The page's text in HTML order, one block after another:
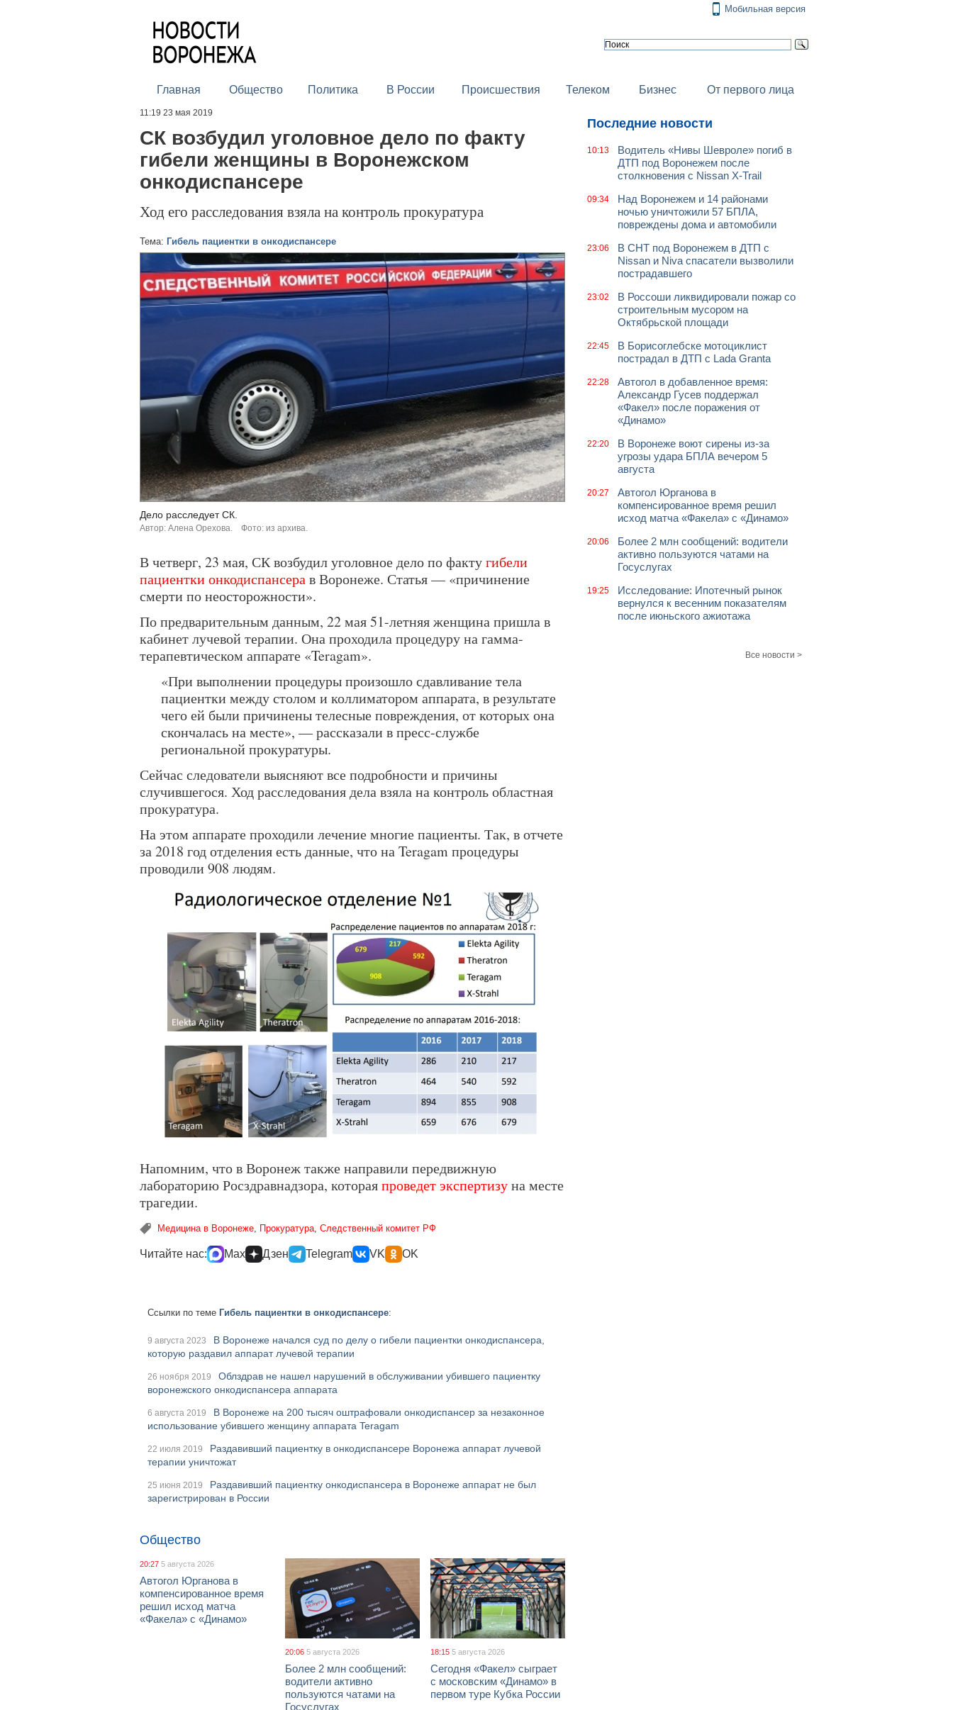
Мобильная версия
Главная Общество Политика В России Происшествия Телеком Бизнес От первого лица
11:19 23 мая 2019
СК возбудил уголовное дело по факту
гибели женщины в Воронежском
онкодиспансере
Ход его расследования взяла на контроль прокуратура
Тема: Гибель пациентки в онкодиспансере
Дело расследует СК.
Автор: Алена Орехова. Фото: из архива.
В четверг, 23 мая, СК возбудил уголовное дело по фактугибели
пациентки онкодиспансерав Воронеже. Статья — «причинение
смерти по неосторожности».
По предварительным данным, 22 мая 51-летняя женщина пришла в
кабинет лучевой терапии. Она проходила процедуру на гамма-
терапевтическом аппарате «Teragam».
«При выполнении процедуры произошло сдавливание тела
пациентки между столом и коллиматором аппарата, в результате
чего ей были причинены телесные повреждения, от которых она
скончалась на месте», — рассказали в пресс-службе
региональной прокуратуры.
Сейчас следователи выясняют все подробности и причины
случившегося. Ход расследования дела взяла на контроль областная
прокуратура.
На этом аппарате проходили лечение многие пациенты. Так, в отчете
за 2018 год отделения есть данные, что на Teragam процедуры
проводили 908 людям.
Напомним, что в Воронеж также направили передвижную
лабораторию Росздравнадзора, котораяпроведет экспертизуна месте
трагедии.
Медицина в Воронеже, Прокуратура, Следственный комитет РФ
Читайте нас: Max Дзен Telegram VK OK
Ссылки по теме Гибель пациентки в онкодиспансере:
9 августа 2023
В Воронеже начался суд по делу о гибели пациентки онкодиспансера,
которую раздавил аппарат лучевой терапии
26 ноября 2019
Облздрав не нашел нарушений в обслуживании убившего пациентку
воронежского онкодиспансера аппарата
6 августа 2019
В Воронеже на 200 тысяч оштрафовали онкодиспансер за незаконное
использование убившего женщину аппарата Teragam
22 июля 2019
Раздавивший пациентку в онкодиспансере Воронежа аппарат лучевой
терапии уничтожат
25 июня 2019
Раздавивший пациентку онкодиспансера в Воронеже аппарат не был
зарегистрирован в России
Общество
20:27 5 августа 2026
Автогол Юрганова в
компенсированное время
решил исход матча
«Факела» с «Динамо»
20:06 5 августа 2026
Более 2 млн сообщений:
водители активно
пользуются чатами на
Госуслугах
18:15 5 августа 2026
Сегодня «Факел» сыграет
с московским «Динамо» в
первом туре Кубка России
Последние новости
10:13
Водитель «Нивы Шевроле» погиб в
ДТП под Воронежем после
столкновения с Nissan X-Trail
09:34
Над Воронежем и 14 районами
ночью уничтожили 57 БПЛА,
повреждены дома и автомобили
23:06
В СНТ под Воронежем в ДТП с
Nissan и Niva спасатели вызволили
пострадавшего
23:02
В Россоши ликвидировали пожар со
строительным мусором на
Октябрьской площади
22:45
В Борисоглебске мотоциклист
пострадал в ДТП с Lada Granta
22:28
Автогол в добавленное время:
Александр Гусев поддержал
«Факел» после поражения от
«Динамо»
22:20
В Воронеже воют сирены из-за
угрозы удара БПЛА вечером 5
августа
20:27
Автогол Юрганова в
компенсированное время решил
исход матча «Факела» с «Динамо»
20:06
Более 2 млн сообщений: водители
активно пользуются чатами на
Госуслугах
19:25
Исследование: Ипотечный рынок
вернулся к весенним показателям
после июньского ажиотажа
Все новости >